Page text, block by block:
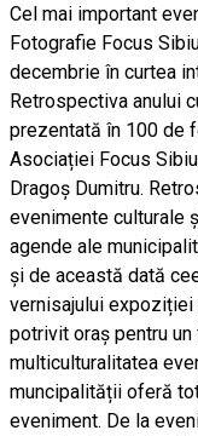
Cel mai important
Fotografie Focus
decembrie în curtea
Retrospectiva anului
prezentată în 100 de
Asociației Focus
Dragoș Dumitru.
evenimente culturale
agende ale
și de această dată
vernisajului
potrivit oraș pentru
multiculturalitatea
muncipalității oferă
eveniment. De la